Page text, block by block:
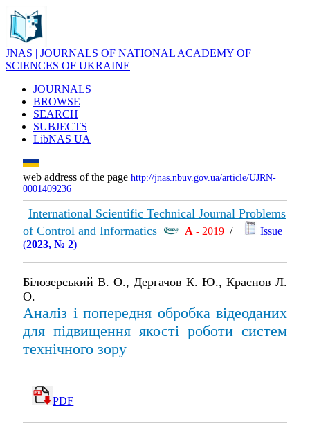
JNAS | JOURNALS OF NATIONAL ACADEMY OF
SCIENCES OF UKRAINE
JOURNALS
BROWSE
SEARCH
SUBJECTS
LibNAS UA
web address of the page http://jnas.nbuv.gov.ua/article/UJRN-
0001409236
International Scientific Technical Journal Problems
of Control and Informatics
А - 2019 /
Issue
(2023, № 2)
Білозерський В. О., Дергачов К. Ю., Краснов Л.
О.
Аналіз і попередня обробка відеоданих
для підвищення якості роботи систем
технічного зору
PDF